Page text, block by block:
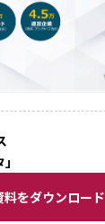
料をダウンロード